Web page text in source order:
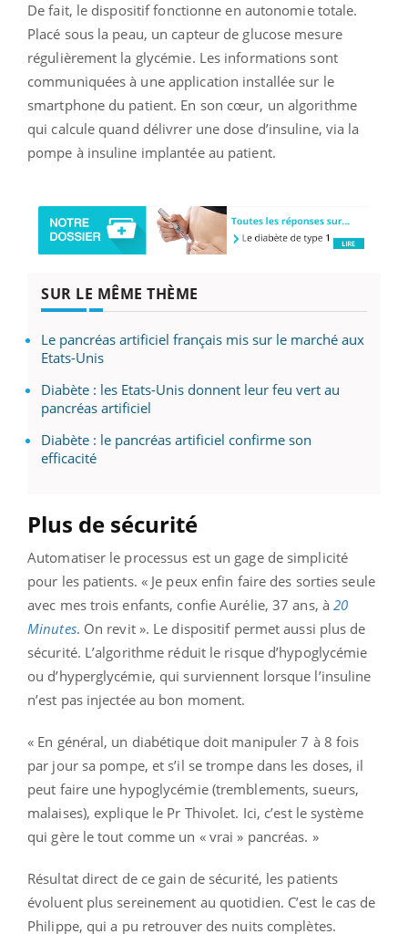
De fait, le dispositif fonctionne en autonomie totale.
Placé sous la peau, un capteur de glucose mesure
régulièrement la glycémie. Les informations sont
communiquées à une application installée sur le
smartphone du patient. En son cœur, un algorithme
qui calcule quand délivrer une dose d’insuline, via la
pompe à insuline implantée au patient.
SUR LE MÊME THÈME
Le pancréas artificiel français mis sur le marché aux
Etats-Unis
Diabète : les Etats-Unis donnent leur feu vert au
pancréas artificiel
Diabète : le pancréas artificiel confirme son
efficacité
Plus de sécurité
Automatiser le processus est un gage de simplicité
pour les patients. « Je peux enfin faire des sorties seule
avec mes trois enfants, confie Aurélie, 37 ans, à20
Minutes. On revit ». Le dispositif permet aussi plus de
sécurité. L’algorithme réduit le risque d’hypoglycémie
ou d’hyperglycémie, qui surviennent lorsque l’insuline
n’est pas injectée au bon moment.
« En général, un diabétique doit manipuler 7 à 8 fois
par jour sa pompe, et s’il se trompe dans les doses, il
peut faire une hypoglycémie (tremblements, sueurs,
malaises), explique le Pr Thivolet. Ici, c’est le système
qui gère le tout comme un « vrai » pancréas. »
Résultat direct de ce gain de sécurité, les patients
évoluent plus sereinement au quotidien. C’est le cas de
Philippe, qui a pu retrouver des nuits complètes.